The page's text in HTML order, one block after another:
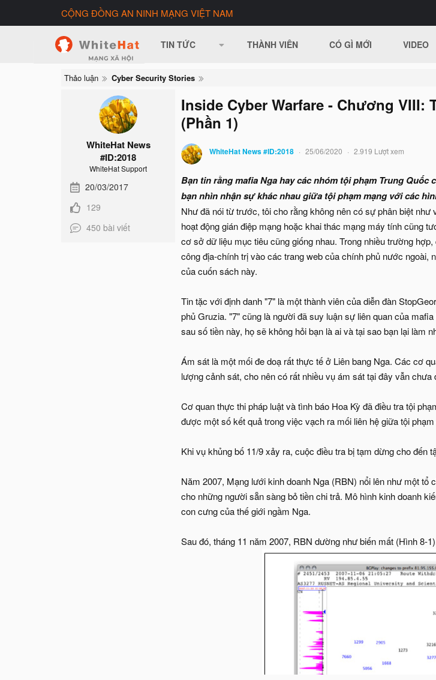
CỘNG ĐỒNG AN NINH MẠNG VIỆT NAM
TIN TỨC THÀNH VIÊN CÓ GÌ MỚI VIDEO
Thảo luận Cyber Security Stories
WhiteHat News
#ID:2018
WhiteHat Support
20/03/2017
129
450 bài viết
Inside Cyber Warfare - Chương
(Phần 1)
WhiteHat News #ID:2018 25/06/2020 2.919 Lượt xem
Bạn tin rằng mafia Nga hay các nhóm tội phạm Trung
bạn nhìn nhận sự khác nhau giữa tội phạm mạng với các
Như đã nói từ trước, tôi cho rằng không nên có sự phân biệt
hoạt động gián điệp mạng hoặc khai thác mạng máy tính cũng
cơ sở dữ liệu mục tiêu cũng giống nhau. Trong nhiều trường
công địa-chính trị vào các trang web của chính phủ nước
của cuốn sách này.
Tin tặc với định danh "7" là một thành viên của diễn đàn
phủ Gruzia. "7" cũng là người đã suy luận sự liên quan của
sau số tiền này, họ sẽ không hỏi bạn là ai và tại sao bạn lại làm
Ám sát là một mối đe doạ rất thực tế ở Liên bang Nga. Các cơ
lượng cảnh sát, cho nên có rất nhiều vụ ám sát tại đây vẫn chưa
Cơ quan thực thi pháp luật và tình báo Hoa Kỳ đã điều tra tội
được một số kết quả trong việc vạch ra mối liên hệ giữa tội
Khi vụ khủng bố 11/9 xảy ra, cuộc điều tra bị tạm dừng cho đến
Năm 2007, Mạng lưới kinh doanh Nga (RBN) nổi lên như một tổ
cho những người sẵn sàng bỏ tiền chi trả. Mô hình kinh doanh
con cưng của thế giới ngầm Nga.
Sau đó, tháng 11 năm 2007, RBN dường như biến mất (Hình 8-